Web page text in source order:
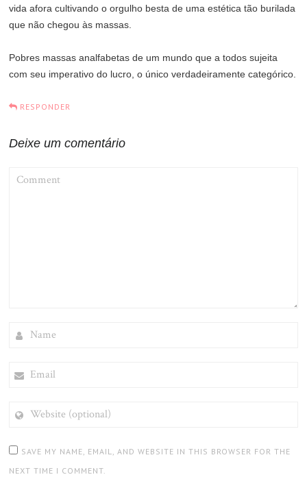
vida afora cultivando o orgulho besta de uma estética tão burilada
que não chegou às massas.
Pobres massas analfabetas de um mundo que a todos sujeita
com seu imperativo do lucro, o único verdadeiramente categórico.
RESPONDER
Deixe um comentário
(OPTIONAL)
SAVE MY NAME, EMAIL, AND WEBSITE IN THIS BROWSER FOR THE
NEXT TIME I COMMENT.